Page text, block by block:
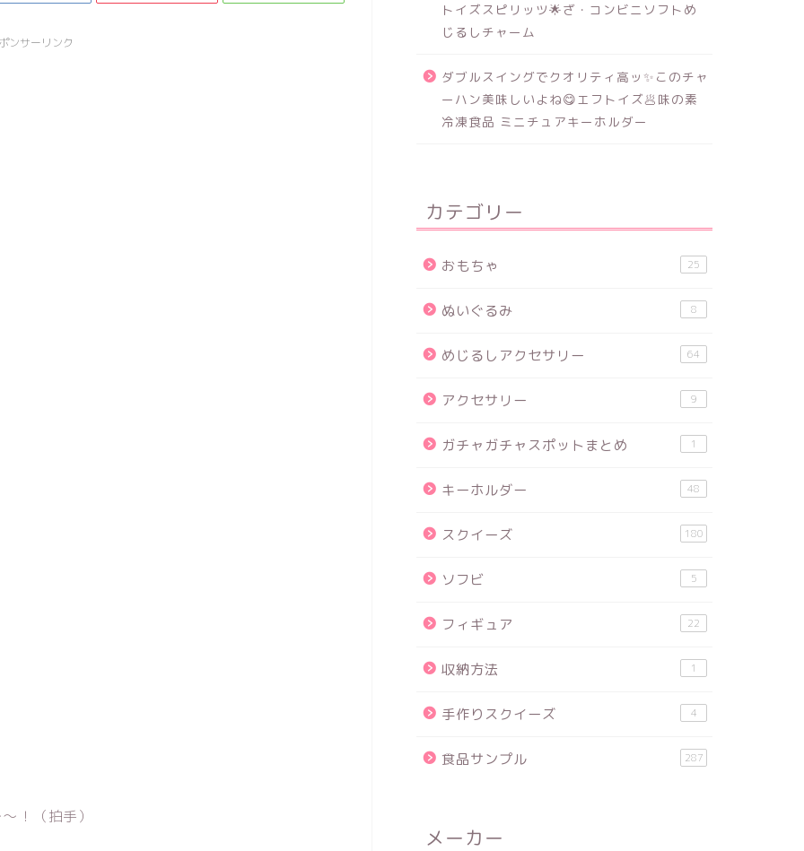
ンサーリンク
！（拍手）
トイズスピリッツ🌟ざ・コンビニソフトめ
じるしチャーム
ダブルスイングでクオリティ高ッ✨このチャ
ーハン美味しいよね😋エフトイズ🥟味の素
冷凍食品 ミニチュアキーホルダー
カテゴリー
おもちゃ 25
ぬいぐるみ 8
めじるしアクセサリー 64
アクセサリー 9
ガチャガチャスポットまとめ 1
キーホルダー 48
スクイーズ 180
ソフビ 5
フィギュア 22
収納方法 1
手作りスクイーズ 4
食品サンプル 287
メーカー